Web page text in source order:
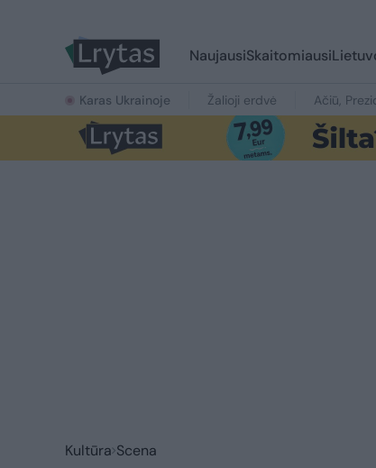
NaujausiSkaitomiausi
Karas Ukrainoje Žalioji erdvė Ačiū,
Kultūra Scena